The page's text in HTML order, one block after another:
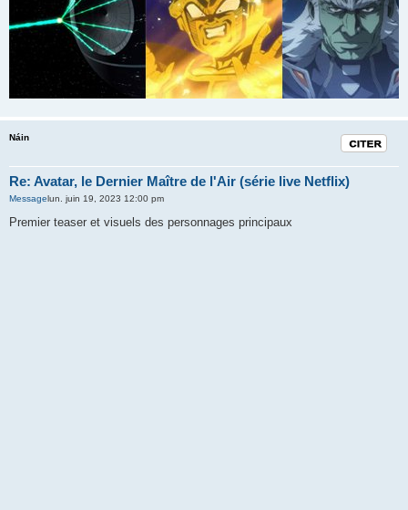
Náin
Re: Avatar, le Dernier Maître de l'Air (série live Netflix)
Citation
Messagelun. juin 19, 2023 12:00 pm
Premier teaser et visuels des personnages principaux